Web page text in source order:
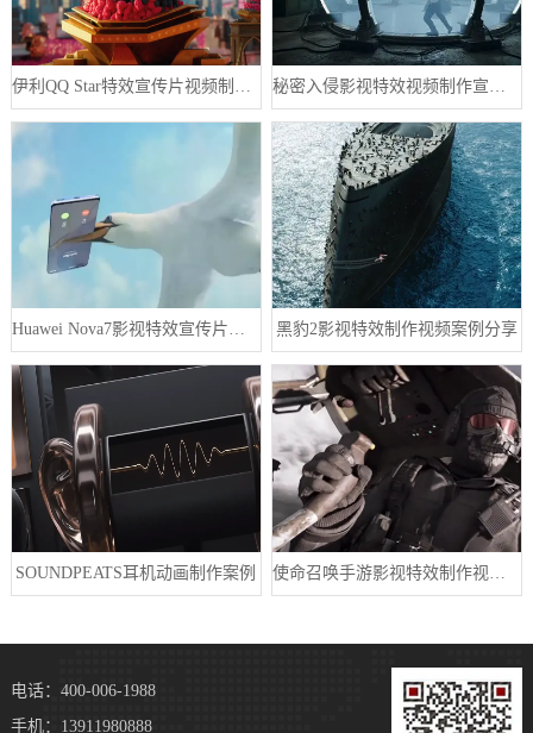
Huawei Nova7影视特效宣传片制作案例 黑豹2影视特效制作视频案例分享
SOUNDPEATS耳机动画制作案例
电话：400-006-1988
手机：13911980888